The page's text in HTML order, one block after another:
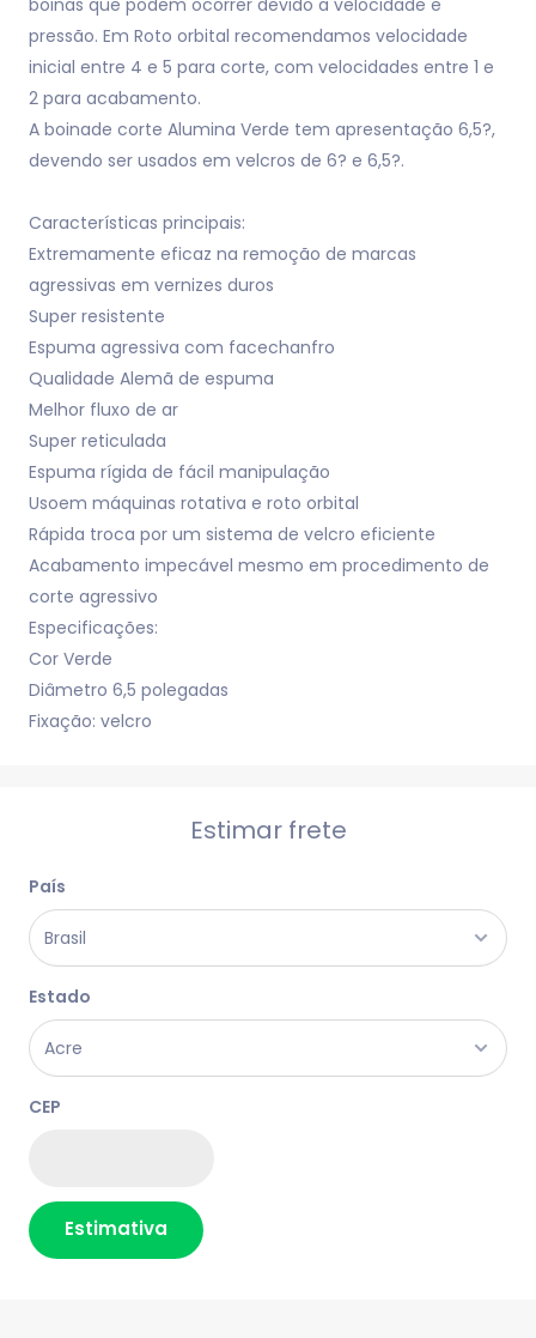
pressão. Em Roto orbital recomendamos velocidade
inicial entre 4 e 5 para corte, com velocidades entre 1 e
2 para acabamento.
A boinade corte Alumina Verde tem apresentação 6,5?,
devendo ser usados em velcros de 6? e 6,5?.
Características principais:
Extremamente eficaz na remoção de marcas
agressivas em vernizes duros
Super resistente
Espuma agressiva com facechanfro
Qualidade Alemã de espuma
Melhor fluxo de ar
Super reticulada
Espuma rígida de fácil manipulação
Usoem máquinas rotativa e roto orbital
Rápida troca por um sistema de velcro eficiente
Acabamento impecável mesmo em procedimento de
corte agressivo
Especificações:
Cor Verde
Diâmetro 6,5 polegadas
Fixação: velcro
Estimar frete
País
Estado
CEP
Estimativa